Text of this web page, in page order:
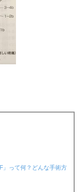
」って何？どんな手術方